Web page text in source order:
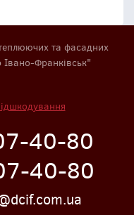
та фасадних
Івано-Франківськ"
40-80
40-80